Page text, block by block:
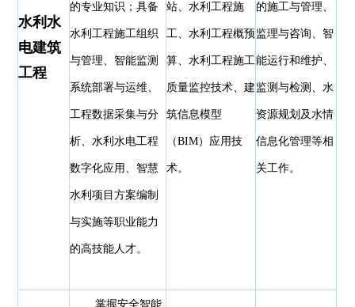
水利水
电建筑
工程
的专业知识；具备
水利工程施工组织
与管理、智能监测
系统部署与运维、
工程数据采集与分
析、水利水电工程
数字化应用、智慧
水利项目方案编制
与实施等职业能力
的高技能人才。
站、水利工程施
工、水利工程概预
算、水利工程施工
质量监控技术、建
筑信息模型
（BIM）应用技
术。
的施工与管理、
监理与咨询、智
能运行和维护、
监测与检测、水
资源规划及水情
信息化管理等相
关工作。
掌握安全智能